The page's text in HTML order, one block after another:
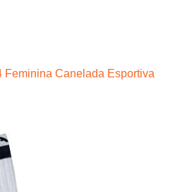
Feminina Canelada Esportiva